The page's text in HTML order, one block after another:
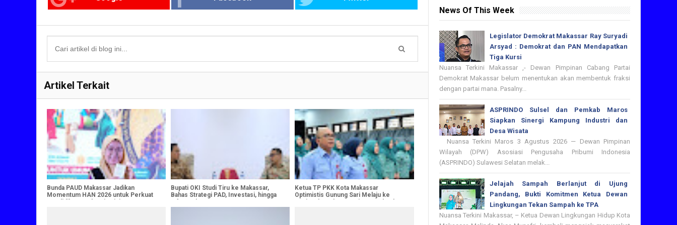
Artikel Terkait
Bunda PAUD Makassar Jadikan
Momentum HAN 2026 untuk Perkuat
Bupati OKI Studi Tiru ke Makassar,
Bahas Strategi PAD, Investasi, hingga
Ketua TP PKK Kota Makassar
Optimistis Gunung Sari Melaju ke
News Of This Week
Legislator Demokrat Makassar Ray Suryadi
Arsyad : Demokrat dan PAN Mendapatkan
Tiga Kursi
Nuansa Terkini Makassar ,- Dewan Pimpinan Cabang Partai
Demokrat Makassar belum menentukan akan membentuk fraksi
dengan partai mana. Pasalny...
ASPRINDO Sulsel dan Pemkab Maros
Siapkan Sinergi Kampung Industri dan
Desa Wisata
Nuansa Terkini Maros 3 Agustus 2026 — Dewan Pimpinan
Wilayah (DPW) Asosiasi Pengusaha Pribumi Indonesia
(ASPRINDO) Sulawesi Selatan melak...
Jelajah Sampah Berlanjut di Ujung
Pandang, Bukti Komitmen Ketua Dewan
Lingkungan Tekan Sampah ke TPA
Nuansa Terkini Makassar, – Ketua Dewan Lingkungan Hidup Kota